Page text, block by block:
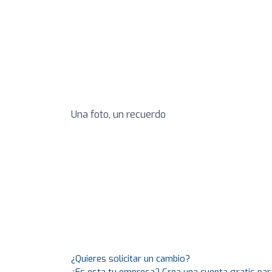
Una foto, un recuerdo
¿Quieres solicitar un cambio?